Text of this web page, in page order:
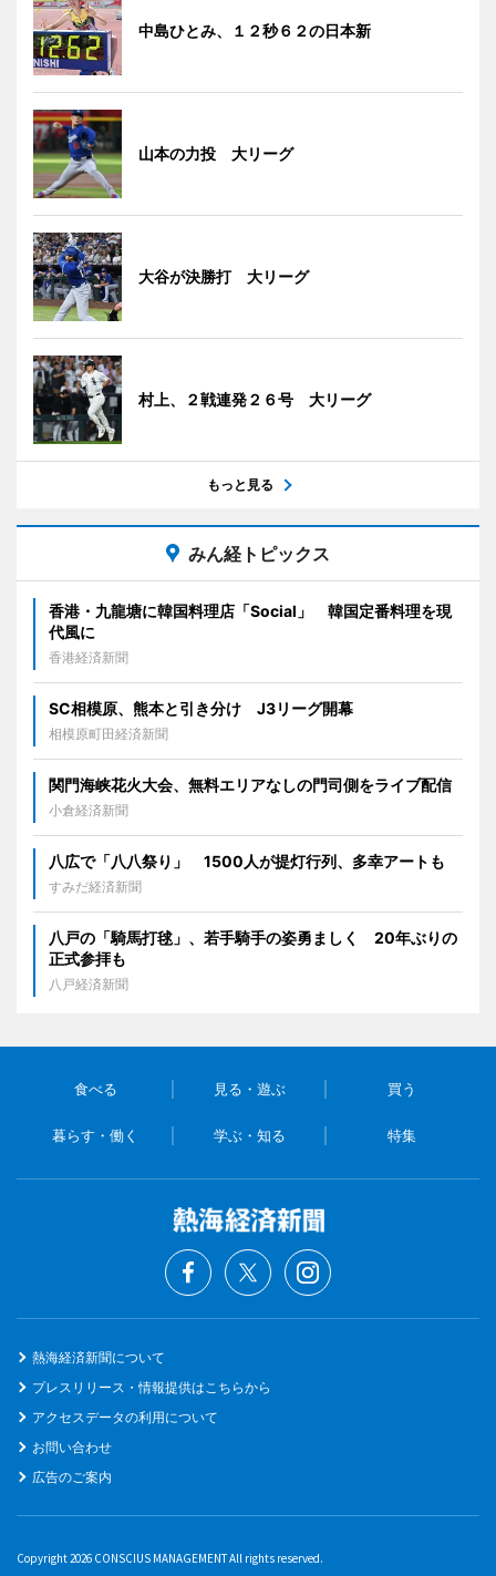
中島ひとみ、１２秒６２の日本新
山本の力投 大リーグ
大谷が決勝打 大リーグ
村上、２戦連発２６号 大リーグ
もっと見る
みん経トピックス
香港・九龍塘に韓国料理店「Social」 韓国定番料理を現
代風に
香港経済新聞
SC相模原、熊本と引き分け J3リーグ開幕
相模原町田経済新聞
関門海峡花火大会、無料エリアなしの門司側をライブ配信
小倉経済新聞
八広で「八八祭り」 1500人が提灯行列、多幸アートも
すみだ経済新聞
八戸の「騎馬打毬」、若手騎手の姿勇ましく 20年ぶりの
正式参拝も
八戸経済新聞
食べる 見る・遊ぶ 買う
暮らす・働く 学ぶ・知る 特集
熱海経済新聞について
プレスリリース・情報提供はこちらから
アクセスデータの利用について
お問い合わせ
広告のご案内
Copyright 2026 CONSCIUS MANAGEMENT All rights reserved.